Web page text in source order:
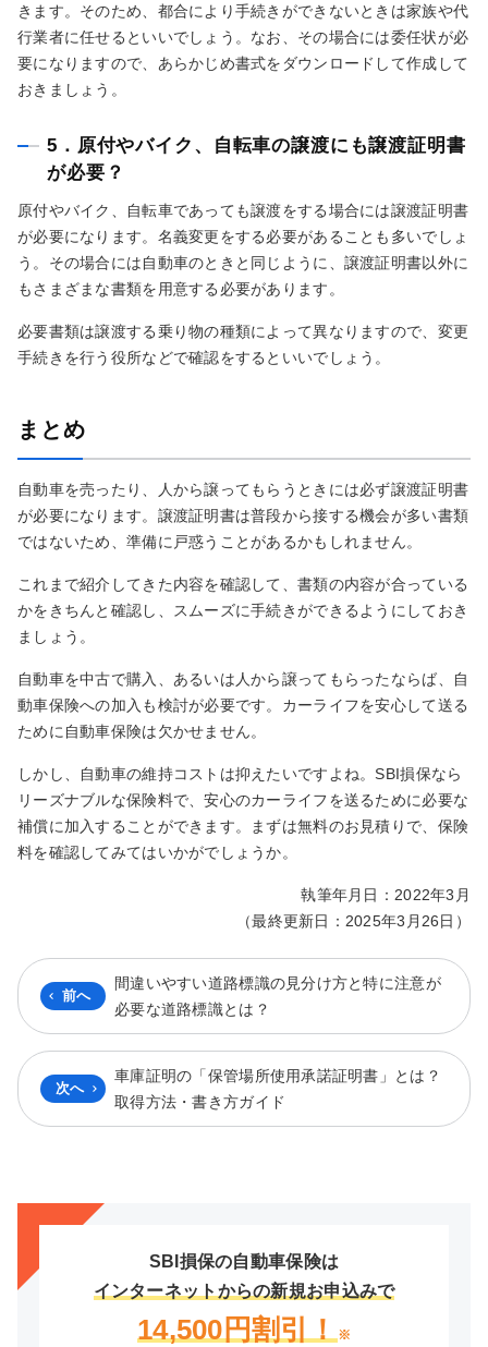
きます。そのため、都合により手続きができないときは家族や代
行業者に任せるといいでしょう。なお、その場合には委任状が必
要になりますので、あらかじめ書式をダウンロードして作成して
おきましょう。
5．原付やバイク、自転車の譲渡にも譲渡証明書
が必要？
原付やバイク、自転車であっても譲渡をする場合には譲渡証明書
が必要になります。名義変更をする必要があることも多いでしょ
う。その場合には自動車のときと同じように、譲渡証明書以外に
もさまざまな書類を用意する必要があります。
必要書類は譲渡する乗り物の種類によって異なりますので、変更
手続きを行う役所などで確認をするといいでしょう。
まとめ
自動車を売ったり、人から譲ってもらうときには必ず譲渡証明書
が必要になります。譲渡証明書は普段から接する機会が多い書類
ではないため、準備に戸惑うことがあるかもしれません。
これまで紹介してきた内容を確認して、書類の内容が合っている
かをきちんと確認し、スムーズに手続きができるようにしておき
ましょう。
自動車を中古で購入、あるいは人から譲ってもらったならば、自
動車保険への加入も検討が必要です。カーライフを安心して送る
ために自動車保険は欠かせません。
しかし、自動車の維持コストは抑えたいですよね。SBI損保なら
リーズナブルな保険料で、安心のカーライフを送るために必要な
補償に加入することができます。まずは無料のお見積りで、保険
料を確認してみてはいかがでしょうか。
執筆年月日：2022年3月
（最終更新日：2025年3月26日）
前へ
間違いやすい道路標識の見分け方と特に注意が
必要な道路標識とは？
次へ
車庫証明の「保管場所使用承諾証明書」とは？
取得方法・書き方ガイド
SBI損保の自動車保険は
インターネットからの新規お申込みで
14,500円割引！ ※